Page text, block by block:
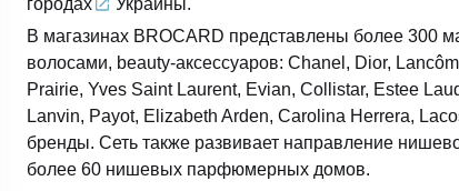
городах
Украины.
В магазинах BROCARD представлены более 300
волосами, beauty-аксессуаров: Chanel, Dior,
Prairie, Yves Saint Laurent, Evian, Collistar, Estee
Lanvin, Payot, Elizabeth Arden, Carolina Herrera,
бренды. Сеть также развивает направление
более 60 нишевых парфюмерных домов.